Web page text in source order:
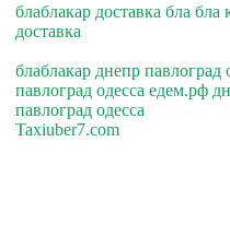
блаблакар доставка бла бла
доставка
блаблакар днепр павлоград
павлоград одесса едем.рф
павлоград одесса
Taxiuber7.com